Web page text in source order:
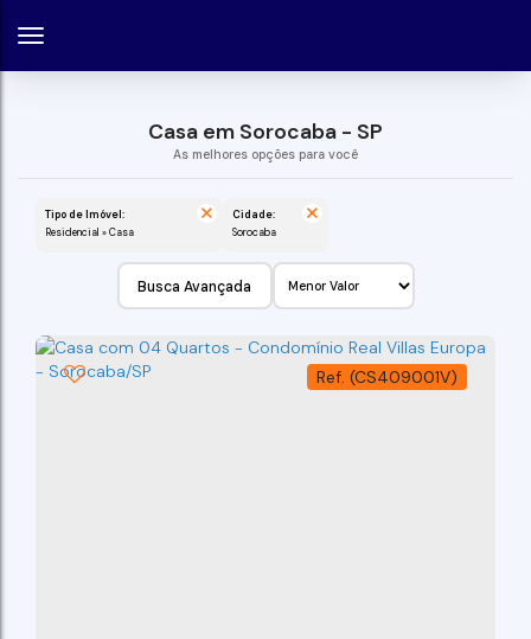
Casa em Sorocaba - SP
Tipo de Imóvel:
Residencial » Casa
Cidade:
Sorocaba
Busca Avançada
(CS409001V)